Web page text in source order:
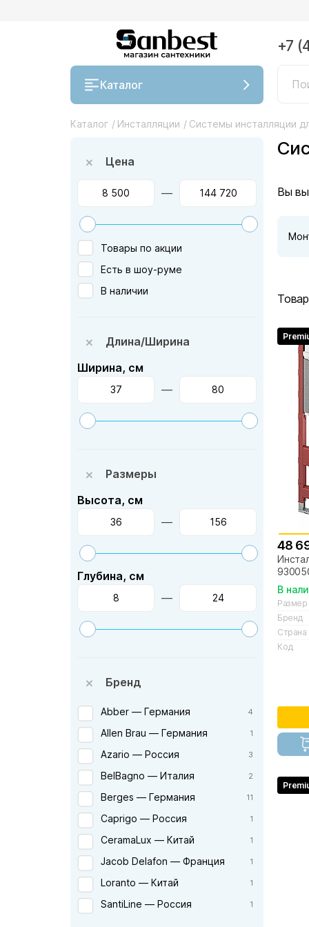
Каталог
+7
Каталог / Инсталляции / Системы инсталляции
Цена
—
Товары по акции
Есть в шоу-руме
В наличии
Длина/Ширина
Ширина, см
—
Размеры
Высота, см
—
Глубина, см
—
Бренд
Abber — Германия 4
Allen Brau — Германия 1
Azario — Россия 3
BelBagno — Италия 2
Berges — Германия 11
Caprigo — Россия 1
CeramaLux — Китай 1
Jacob Delafon — Франция 1
Loranto — Китай 1
SantiLine — Россия 1
Вы
48
В
Размер
Бренд
Страна
Код